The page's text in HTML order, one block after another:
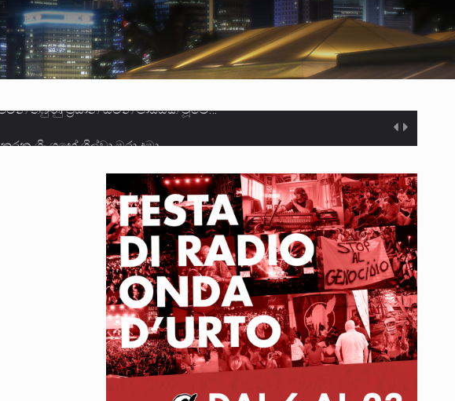
සිට 2025 දෙසැම්බර්…
ගොස් තිබේ. ඒ…
නම් නකතාවක්…
නිහඬව සිටින ලෙස තමාට දැනුම් දුන්…
විශේෂ ත්‍රිපුද්ගල මහාධිකරණය විසින්…